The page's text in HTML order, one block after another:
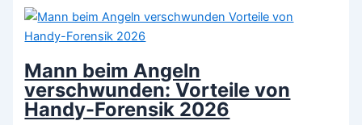
Tipps
für
Beginner
(2026)
Mann beim Angeln
verschwunden: Vorteile von
Handy-Forensik 2026